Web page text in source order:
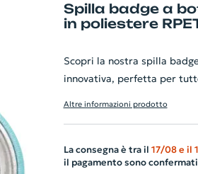
Spilla badge a
in poliestere
Scopri la nostra spilla
innovativa, perfetta per
saranno impressi con
digitale inclusa nel prezzo.
Altre informazioni prodotto
La consegna è tra il 17/08 e il
il pagamento sono